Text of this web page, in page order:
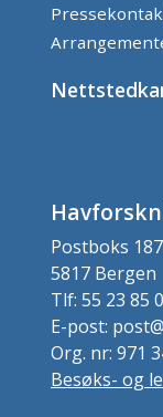
Postboks
5817 Bergen
Tlf: 55 23 85
E-post:
Org. nr: 971
Besøks- og